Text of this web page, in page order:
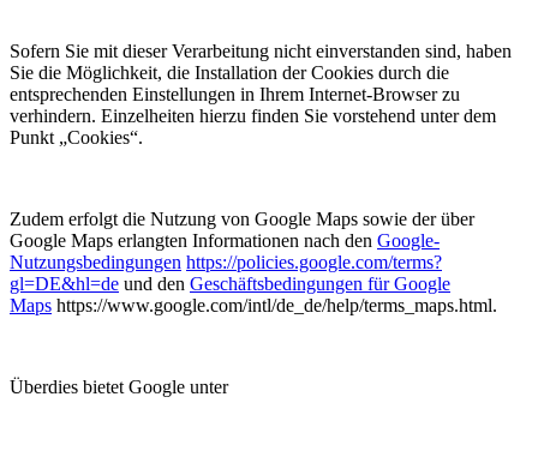
Sofern Sie mit dieser Verarbeitung nicht einverstanden sind, haben
Sie die Möglichkeit, die Installation der Cookies durch die
entsprechenden Einstellungen in Ihrem Internet-Browser zu
verhindern. Einzelheiten hierzu finden Sie vorstehend unter dem
Punkt „Cookies“.
Zudem erfolgt die Nutzung von Google Maps sowie der über
Google Maps erlangten Informationen nach den Google-
Nutzungsbedingungen https://policies.google.com/terms?
gl=DE&hl=de und den Geschäftsbedingungen für Google
Maps https://www.google.com/intl/de_de/help/terms_maps.html.
Überdies bietet Google unter